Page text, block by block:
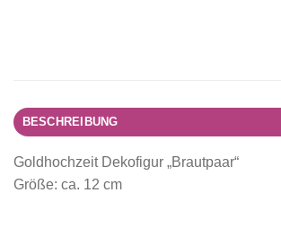
BESCHREIBUNG
Goldhochzeit Dekofigur „Brautpaar“
Größe: ca. 12 cm